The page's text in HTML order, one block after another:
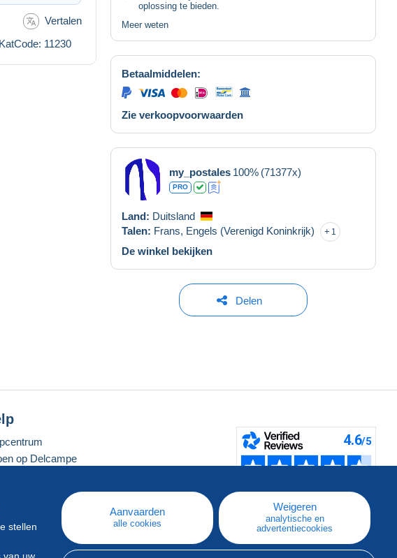
Vertalen
11230
oplossing te bieden.
Meer weten
Betaalmiddelen:
Zie verkoopvoorwaarden
my_postales 100% (71377x)
PRO
Land: Duitsland
Talen: Frans, Engels (Verenigd Koninkrijk) 1
De winkel bekijken
Delen
stellen
Aanvaarden
alle cookies
Weigeren
analytische en
advertentiecookies
op Delcampe
beveiligde website